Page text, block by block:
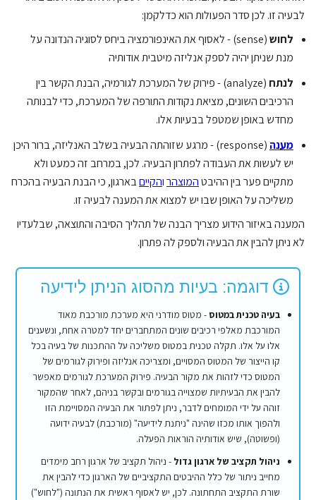
לבעיה זו. לכן סדר הפעולות הוא כדלקמן:
לחוש
(sense) - לאסוף את האינפורמציה ביחס לסוגיה הנדונה על
מנת שניתן יהיה לספק אנליזה מיטבית אודותיה
לנתח
(analyze) - פירוק של המערכת לגורמיה, הבנת הקשר בין
הרכיבים השונים, מציאת נקודות התורפה של המערכת, כדי לבנותה
מחדש באופן שמטפל בבעיות אלו.
מענה
(response) - מרגע שזוהתה הבעיה בשלב האנליזה, ברור היכן
יש לעשות את העבודה לפתרון הבעיה. לכן, במרחב זה כמעט ולא
מתקיים פער בין ההיבטהמוצהרוהקייםבארגון, כי הבנת הבעיה בהכרח
משליכה על האופן שבו יש למצוא את המענה לבעיה זו.
המענה באיזור הידוע מצריך הבנה של תהליך הסיבה והתוצאה, שבלעדיו
לא ניתן להבין את הבעיה ולספק לה פתרון.
דוגמה: בעיות מהסוג הניתן לידיעה
בעיה טכנית במטוס - מטוס מודרני היא מערכת מורכבת מאוד
המורכבת מאלפי רכיבים שונים המתחברים יחד למטרה אחת, ונשענים
אלו על אלו. תקלה טכנית במטוס משליכה על ההתכנות של בעיה בכל
קו הייצור של המטוס המסויים, ומצריכה אנליזה ופירוק לגורמים של
המטוס כדי לזהות את מקור הבעיה. פירוק המערכת לגורמים מאפשר
להבין את הבעיתיות שמצוייה בגורמים ובקשר בניהם, לאחר שהמקור
זוהה על ידי המומחים לדבר, ניתן לפתור את הבעיה המסויימת הזו
ולהפוך אותו מכזו שהינה "ניתנת לידיעה" (מורכבת) לבעיה ידועה
(ופשוטה), שיש אודותיה הוראות הפעלה.
ניהול תקציב של ארגון גדול - ניהול תקציב של ארגון רחב מימדים
מחייב ניתור של כלל ההיבטים התקציביים של הארגון כדי להבין את
שורת התקציב התחתונה. לכן, יש לאסוף ראשית את הנתונה ("לחוש")